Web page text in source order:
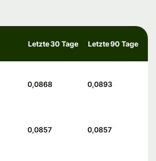
Letzte 30 Tage Letzte 90 Tage
0,0868 0,0893
0,0857 0,0857